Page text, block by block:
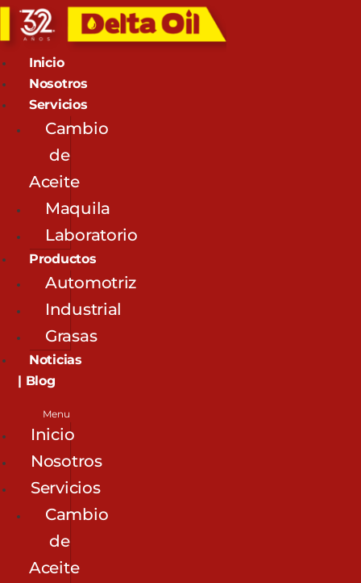
Inicio
Nosotros
Servicios
Cambio
de
Aceite
Maquila
Laboratorio
Productos
Automotriz
Industrial
Grasas
Noticias
| Blog
Menu
Inicio
Nosotros
Servicios
Cambio
de
Aceite